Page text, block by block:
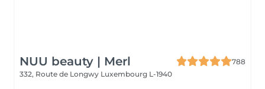
NUU beauty | Merl
788
332, Route de Longwy Luxembourg L-1940